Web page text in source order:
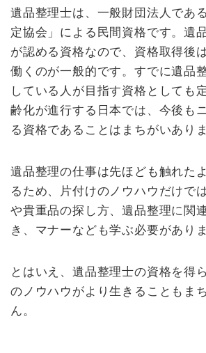
遺品整理士は、一般財団法人であ
定協会」による民間資格です。遺
が認める資格なので、資格取得後
働くのが一般的です。すでに遺品
している人が目指す資格としても
齢化が進行する日本では、今後も
る資格であることはまちがいあり
遺品整理の仕事は先ほども触れた
るため、片付けのノウハウだけで
や貴重品の探し方、遺品整理に関
き、マナーなども学ぶ必要がありま
とはいえ、遺品整理士の資格を得
のノウハウがより生きることもま
ん。